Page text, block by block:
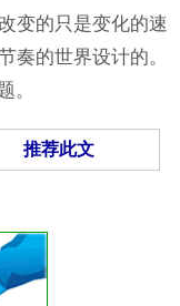
变的只是变化的速
奏的世界设计的。
。
推荐此文